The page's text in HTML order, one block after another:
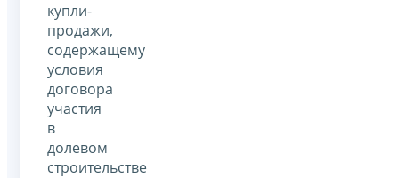
купли-
продажи,
содержащему
условия
договора
участия
в
долевом
строительстве